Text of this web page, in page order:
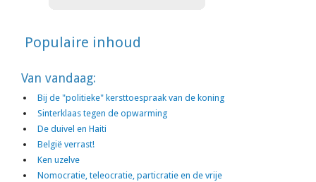
Populaire inhoud
Van vandaag:
Bij de "politieke" kersttoespraak van de koning
Sinterklaas tegen de opwarming
De duivel en Haiti
België verrast!
Ken uzelve
Nomocratie, teleocratie, particratie en de vrije